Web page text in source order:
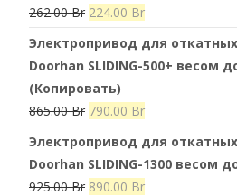
262.00Br Первоначальная
цена
составляла
224.00 BrТекущая
цена:
224.00 Br.
Электропривод для
Doorhan SLIDING-500+ весом
(Копировать)
865.00Br Первоначальная
цена
составляла
865.00 Br.
790.00 BrТекущая
цена:
790.00 Br.
Электропривод для
Doorhan SLIDING-1300 весом
925.00Br Первоначальная
890.00 BrТекущая